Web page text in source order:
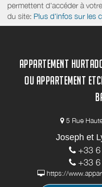
permettent d'accéder à
du site: Plus d'infos sur les
APPARTEMENT
OU APPARTEMENT
5 Rue
Joseph et
+33
+33
https://